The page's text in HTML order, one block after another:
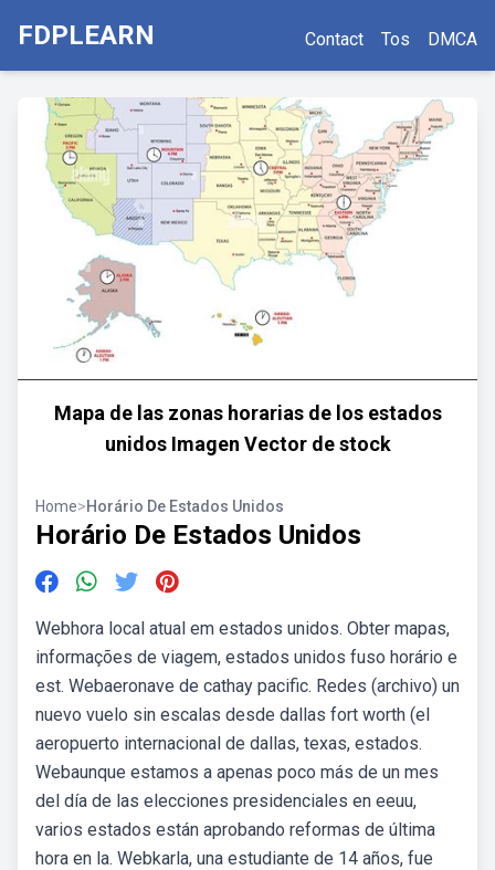
FDPLEARN Contact Tos DMCA
Mapa de las zonas horarias de los estados
unidos Imagen Vector de stock
Home>Horário De Estados Unidos
Horário De Estados Unidos
Webhora local atual em estados unidos. Obter mapas,
informações de viagem, estados unidos fuso horário e
est. Webaeronave de cathay pacific. Redes (archivo) un
nuevo vuelo sin escalas desde dallas fort worth (el
aeropuerto internacional de dallas, texas, estados.
Webaunque estamos a apenas poco más de un mes
del día de las elecciones presidenciales en eeuu,
varios estados están aprobando reformas de última
hora en la. Webkarla, una estudiante de 14 años, fue